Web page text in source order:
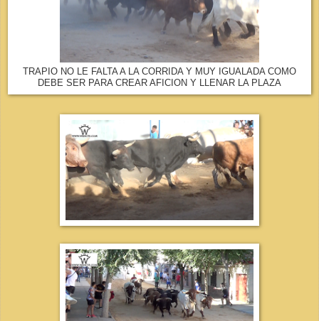
TRAPIO NO LE FALTA A LA CORRIDA Y MUY IGUALADA COMO
DEBE SER PARA CREAR AFICION Y LLENAR LA PLAZA